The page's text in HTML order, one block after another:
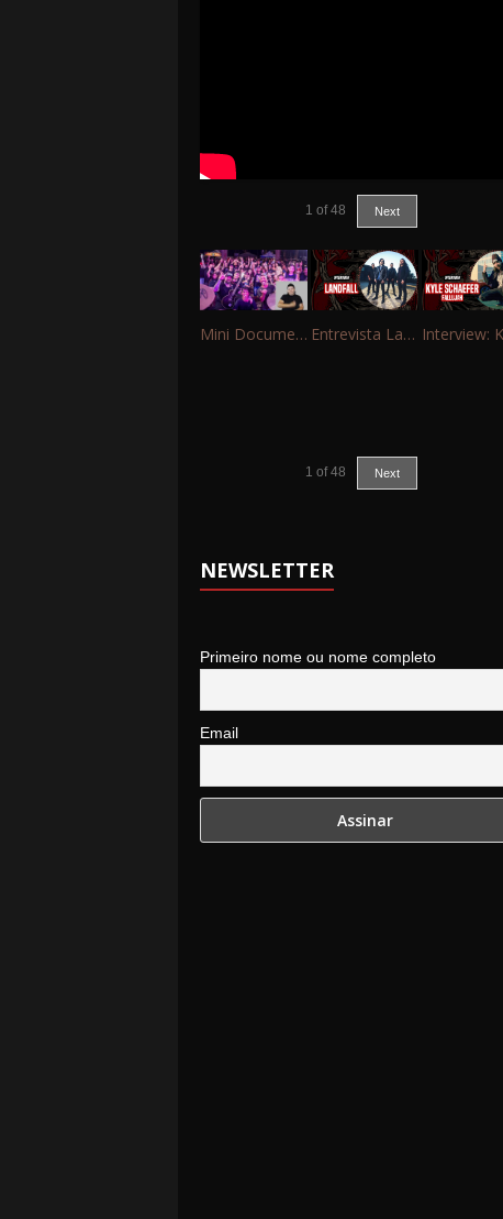
1 of 48 Next
Mini Documentário – 10 Anos de Portinho Rock Entrevista Landfall
1 of 48 Next
NEWSLETTER
Primeiro nome ou nome completo
Email